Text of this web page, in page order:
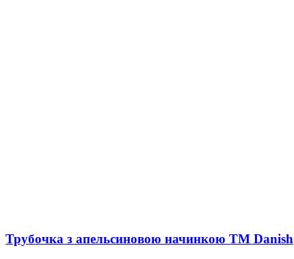
Трубочка з апельсиновою начинкою ТМ Danish